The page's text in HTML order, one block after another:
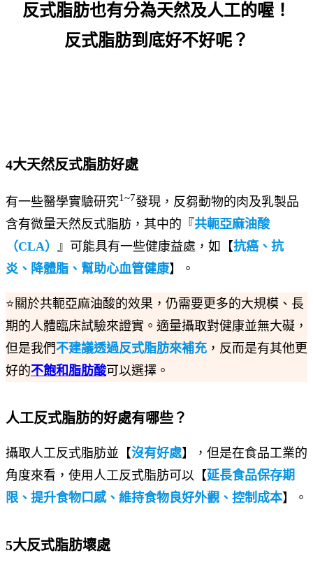
反式脂肪也有分為天然及人工的喔！
反式脂肪到底好不好呢？
4大天然反式脂肪好處
有一些醫學實驗研究1~7發現，反芻動物的肉及乳製品
含有微量天然反式脂肪，其中的『共軛亞麻油酸
（CLA）
』可能具有一些健康益處，如【抗癌、抗
炎、降體脂、幫助心血管健康】。
⭐關於共軛亞麻油酸的效果，仍需要更多的大規模、長
期的人體臨床試驗來證實。適量攝取對健康並無大礙，
但是我們不建議透過反式脂肪來補充 ，反而是有其他更
好的不飽和脂肪酸可以選擇。
人工反式脂肪的好處有哪些？
攝取人工反式脂肪並【沒有好處】，但是在食品工業的
角度來看，使用人工反式脂肪可以【延長食品保存期
限、提升食物口感、維持食物良好外觀、控制成本】。
5大反式脂肪壞處